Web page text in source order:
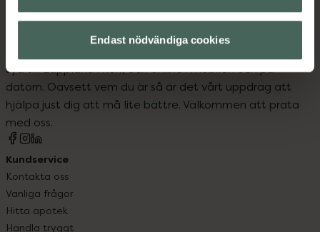
Endast nödvändiga cookies
Kronans Apotek finns här för dig. Du hittar oss från Skåne i
syd till Lappland i norr, och online i mobilen och på
datorn. Oavsett vem du är så är det vårt uppdrag att
hjälpa just dig att må lite bättre. Välkommen att prata
med oss.
Kundservice
Kontakta oss
Vanliga frågor
Hitta apotek
Handla tryggt